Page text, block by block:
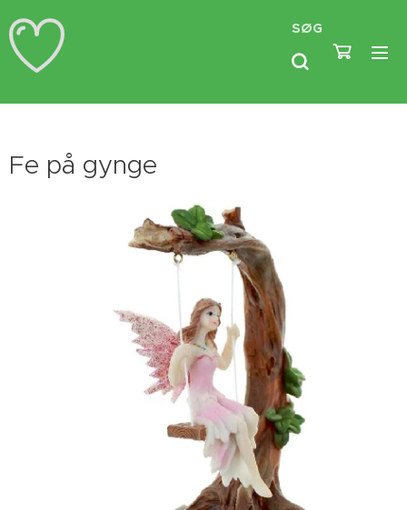
SØG
Fe på gynge